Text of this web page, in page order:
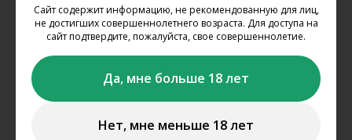
Сайт содержит информацию, не рекомендованную для лиц,
не достигших совершеннолетнего возраста. Для доступа на
сайт подтвердите, пожалуйста, свое совершеннолетие.
Да, мне больше 18 лет
Нет, мне меньше 18 лет
Выбирайте понравившиеся товары в каталоге сайта,
которого вы планируете забрать свой заказ.